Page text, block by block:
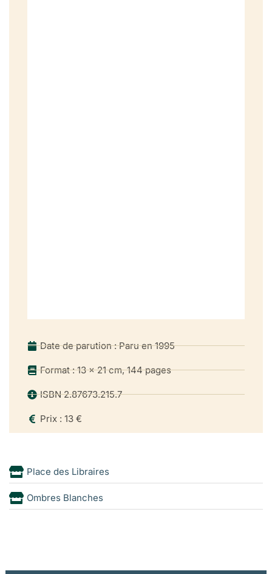
Date de parution : Paru en 1995
Format : 13 x 21 cm, 144 pages
ISBN 2.87673.215.7
Prix : 13 €
Place des Libraires
Ombres Blanches